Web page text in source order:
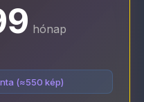
hónap
(≈550 kép)